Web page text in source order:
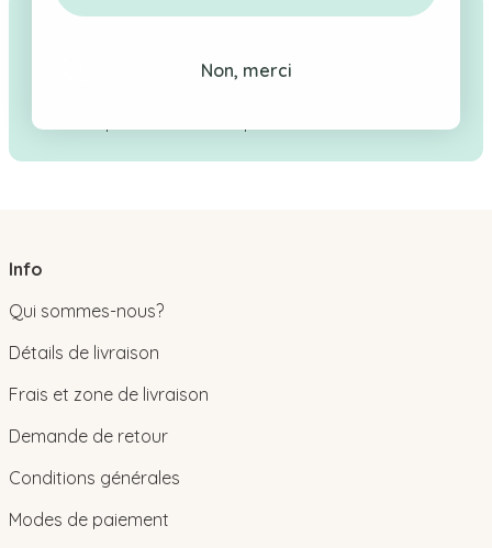
Prénom, date, message : gravure ou
Info
Qui sommes-nous?
Détails de livraison
Frais et zone de livraison
Demande de retour
Conditions générales
Modes de paiement
Non, merci